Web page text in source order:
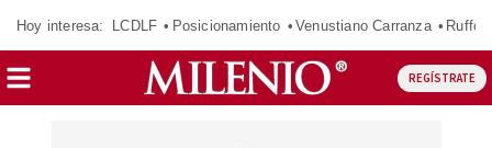
Hoy interesa: LCDLF Posicionamiento Venustiano Carranza Ruffo
REGÍSTRATE